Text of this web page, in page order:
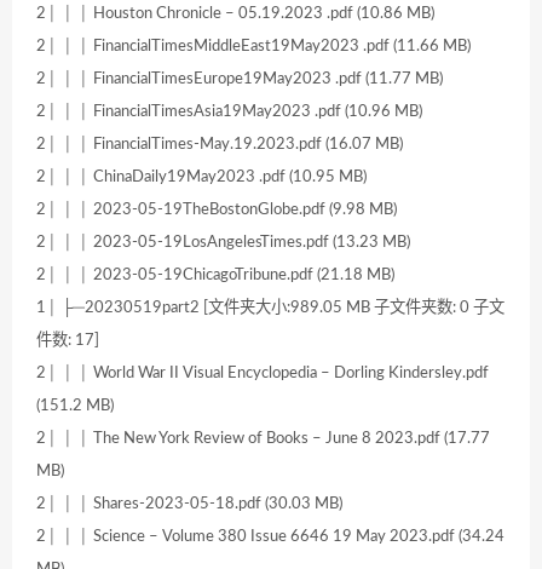
2│ │ │ Houston Chronicle – 05.19.2023 .pdf (10.86 MB)
2│ │ │ FinancialTimesMiddleEast19May2023 .pdf (11.66 MB)
2│ │ │ FinancialTimesEurope19May2023 .pdf (11.77 MB)
2│ │ │ FinancialTimesAsia19May2023 .pdf (10.96 MB)
2│ │ │ FinancialTimes-May.19.2023.pdf (16.07 MB)
2│ │ │ ChinaDaily19May2023 .pdf (10.95 MB)
2│ │ │ 2023-05-19TheBostonGlobe.pdf (9.98 MB)
2│ │ │ 2023-05-19LosAngelesTimes.pdf (13.23 MB)
2│ │ │ 2023-05-19ChicagoTribune.pdf (21.18 MB)
1│ ├─20230519part2 [文件夹大小:989.05 MB 子文件夹数: 0 子文
件数: 17]
2│ │ │ World War II Visual Encyclopedia – Dorling Kindersley.pdf
(151.2 MB)
2│ │ │ The New York Review of Books – June 8 2023.pdf (17.77
MB)
2│ │ │ Shares-2023-05-18.pdf (30.03 MB)
2│ │ │ Science – Volume 380 Issue 6646 19 May 2023.pdf (34.24